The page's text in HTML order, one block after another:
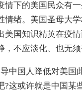
情下的美国民众有
绪。美国圣母大
国知识精英在疫
不应淡化、也无须
国人降低对美国
这或许就是中国某